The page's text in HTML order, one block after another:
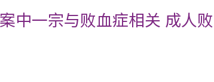
中一宗与败血症相关 成人